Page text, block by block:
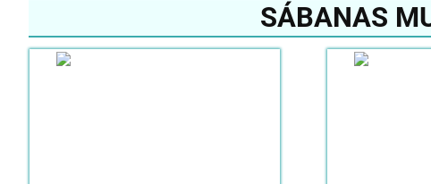
SÁBANAS